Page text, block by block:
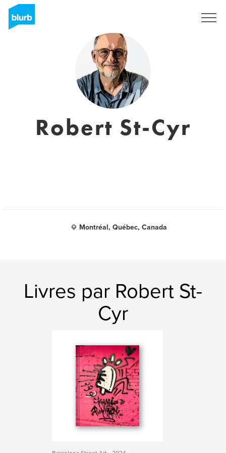
Robert St-Cyr
Montréal, Québec, Canada
Livres par Robert St-
Cyr